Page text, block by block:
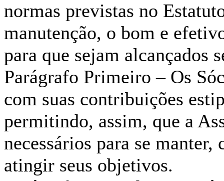
normas previstas no
manutenção, o bom e
para que sejam alcançados
Parágrafo Primeiro – Os
com suas contribuições
permitindo, assim, que a
necessários para se
atingir seus objetivos.